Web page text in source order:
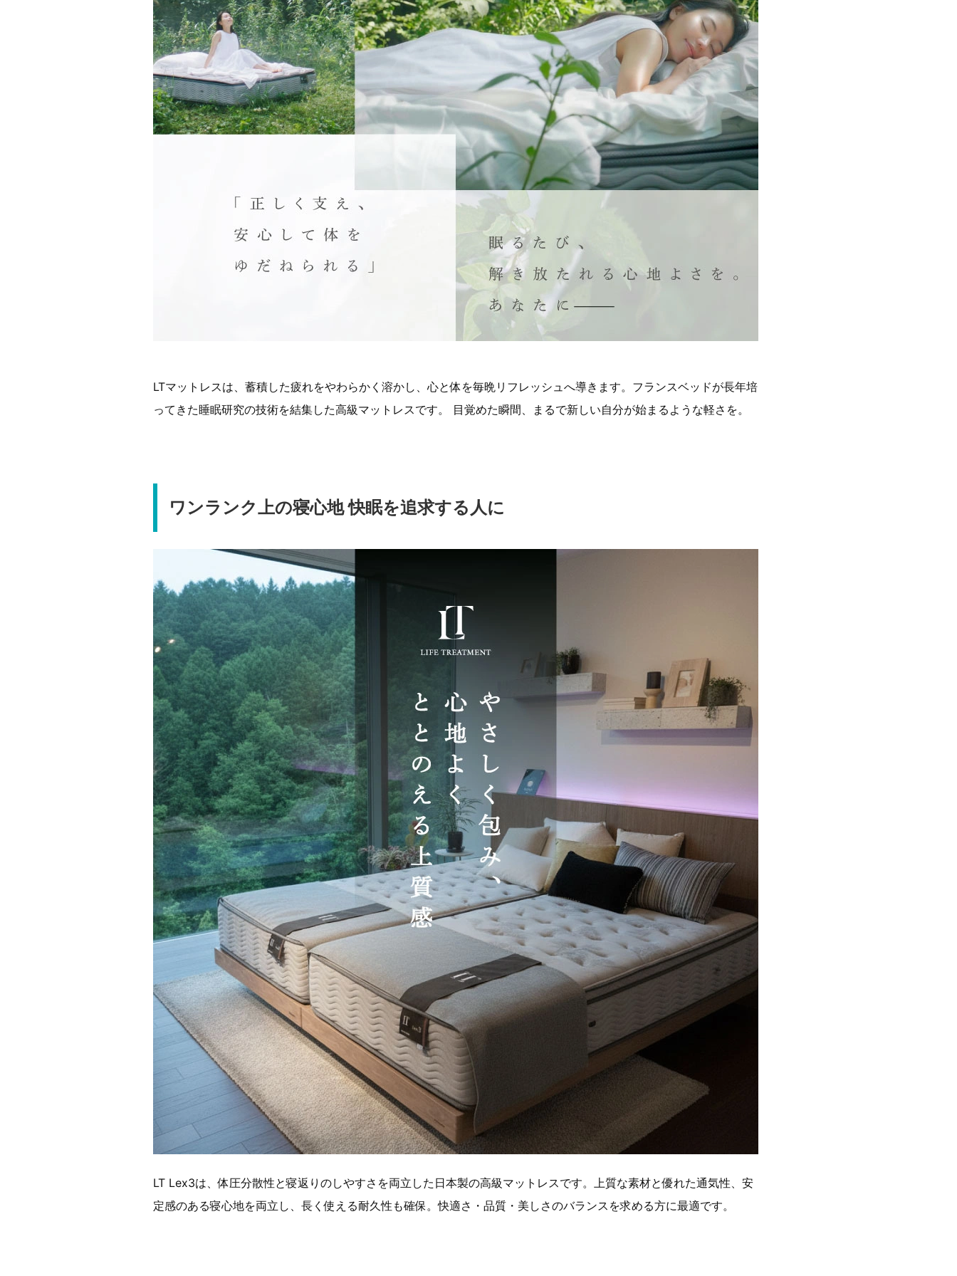
LTマットレスは、蓄積した疲れをやわらかく溶かし、心と体を毎晩リフレッシュへ導きます。フランスベッドが長年培
ってきた睡眠研究の技術を結集した高級マットレスです。 目覚めた瞬間、まるで新しい自分が始まるような軽さを。
ワンランク上の寝心地 快眠を追求する人に
LT Lex3は、体圧分散性と寝返りのしやすさを両立した日本製の高級マットレスです。上質な素材と優れた通気性、安
定感のある寝心地を両立し、長く使える耐久性も確保。快適さ・品質・美しさのバランスを求める方に最適です。